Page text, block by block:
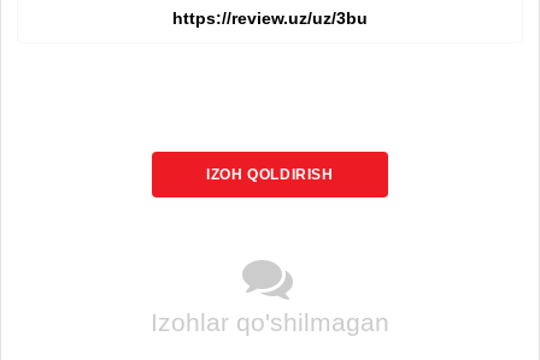
IZOH QOLDIRISH
Izohlar qo'shilmagan